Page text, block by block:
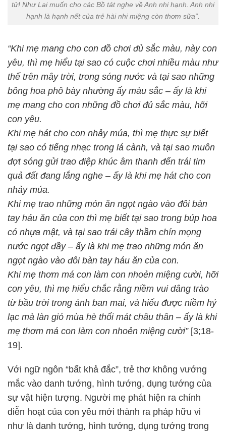
tử! Như Lai muốn cho các Bồ tát nghe về Anh nhi hạnh. Anh nhi
hạnh là hạnh nết của trẻ hài nhi miệng còn thơm sữa”.
“Khi mẹ mang cho con đồ chơi đủ sắc màu, này con
yêu, thì mẹ hiểu tại sao có cuộc chơi nhiều màu như
thế trên mây trời, trong sóng nước và tại sao những
bông hoa phô bày nhường ấy màu sắc – ấy là khi
mẹ mang cho con những đồ chơi đủ sắc màu, hỡi
con yêu.
Khi mẹ hát cho con nhảy múa, thì mẹ thực sự biết
tại sao có tiếng nhạc trong lá cành, và tại sao muôn
đợt sóng gửi trao điệp khúc âm thanh đến trái tim
quả đất đang lắng nghe – ấy là khi mẹ hát cho con
nhảy múa.
Khi mẹ trao những món ăn ngọt ngào vào đôi bàn
tay háu ăn của con thì mẹ biết tại sao trong búp hoa
có nhựa mật, và tại sao trái cây thầm chín mọng
nước ngọt đầy – ấy là khi mẹ trao những món ăn
ngọt ngào vào đôi bàn tay háu ăn của con.
Khi mẹ thơm má con làm con nhoẻn miệng cười, hỡi
con yêu, thì mẹ hiểu chắc rằng niềm vui dâng trào
từ bầu trời trong ánh ban mai, và hiểu được niềm hỷ
lạc mà làn gió mùa hè thổi mát châu thân – ấy là khi
mẹ thơm má con làm con nhoẻn miệng cười”[3;18-
19].
Với ngữ ngôn “bất khả đắc”, trẻ thơ không vướng
mắc vào danh tướng, hình tướng, dụng tướng của
sự vật hiện tượng. Người mẹ phát hiện ra chính
diễn hoạt của con yêu mới thành ra pháp hữu vi
như là danh tướng, hình tướng, dụng tướng trong